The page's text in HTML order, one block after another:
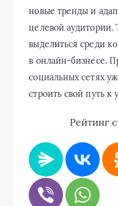
новые тренды и
целевой аудитории.
выделиться среди
в онлайн-бизнесе.
социальных сетях
строить свой путь к
Рейтинг